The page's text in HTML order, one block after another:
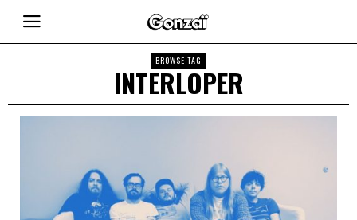
BROWSE TAG
INTERLOPER